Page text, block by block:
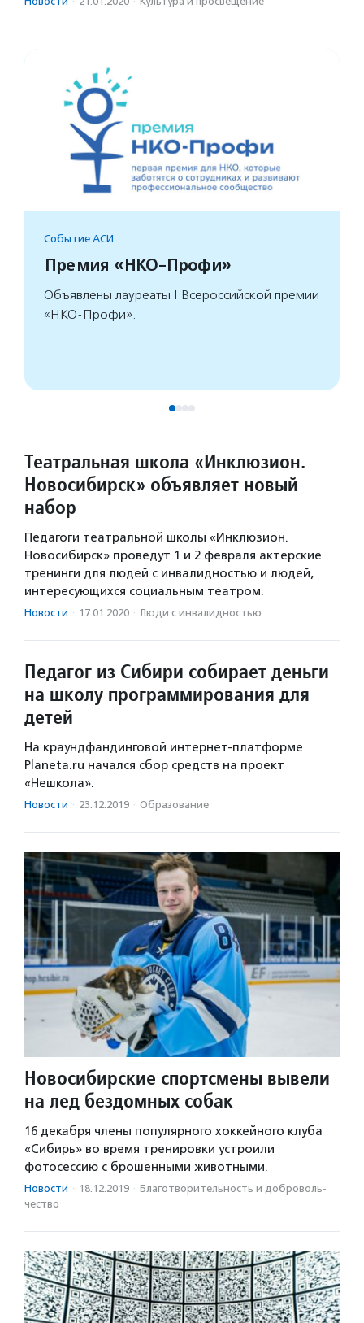
Событие АСИ
Премия «НКО-Профи»
Объявлены лауреаты I Всероссийской премии
«НКО-Профи».
Театральная школа «Инклюзион.
Новосибирск» объявляет новый
набор
Педагоги театральной школы «Инклюзион.
Новосибирск» проведут 1 и 2 февраля актерские
тренинги для людей с инвалидностью и людей,
интересующихся социальным театром.
Новости · 17.01.2020 · Люди с инвалидностью
Педагог из Сибири собирает деньги
на школу программирования для
детей
На краундфандинговой интернет-платформе
Planeta.ru начался сбор средств на проект
«Нешкола».
Новости · 23.12.2019 · Образование
Новосибирские спортсмены вывели
на лед бездомных собак
16 декабря члены популярного хоккейного клуба
«Сибирь» во время тренировки устроили
фотосессию с брошенными животными.
Новости · 18.12.2019 · Благотвори­тель­ность и доброволь­
чест­во